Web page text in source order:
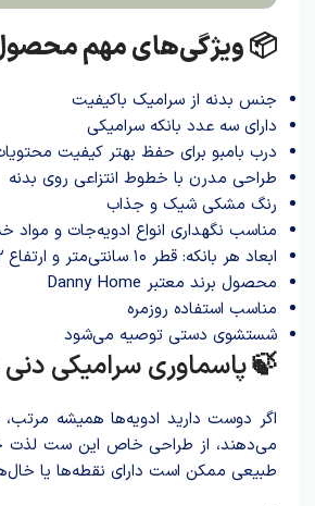
📦 ویژگی‌های مهم
جنس بدنه از سرامیک باکیفیت
دارای سه عدد بانکه سرامیکی
درب بامبو برای حفظ بهتر کیفیت
طراحی مدرن با خطوط انتزاعی روی بدنه
رنگ مشکی شیک و جذاب
مناسب نگهداری انواع ادویه‌جات و
ابعاد هر بانکه: قطر ۱۰ سانتی‌متر و ارتفاع ۱۲ سانتی‌متر
محصول برند معتبر Danny Home
مناسب استفاده روزمره
شستشوی دستی توصیه می‌شود
🍃پاسماوری سرامیکی دنی
اگر دوست دارید ادویه‌ها همیشه
می‌دهند، از طراحی خاص این ست لذت
طبیعی ممکن است دارای نقطه‌ها یا